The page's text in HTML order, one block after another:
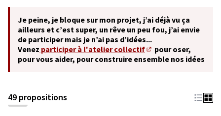
Je peine, je bloque sur mon projet, j’ai déjà vu ça
ailleurs et c’est super, un rêve un peu fou, j’ai envie
de participer mais je n’ai pas d’idées...
Venez participer à l'atelier collectif
(S'ouvre dans un
pour oser,
pour vous aider, pour construire ensemble nos idées
49 propositions